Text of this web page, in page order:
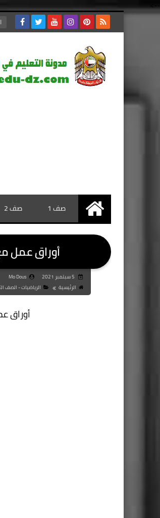
-->
الرئيسية صف 1 صف 2
أوراق عمل
Mo Dous
الرئيسية
الرياضيات - الصف
أوراق